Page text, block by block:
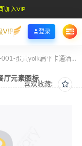
加入VIP
VIP 登录
黄yolk扁平卡通酒店和餐厅元素图标
喜欢收藏:
厅元素图标